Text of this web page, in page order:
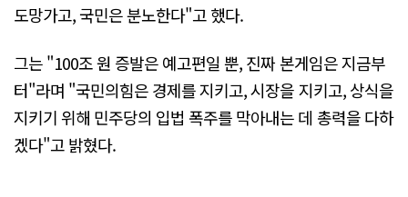
도망가고, 국민은 분노한다"고 했다.
그는 "100조 원 증발은 예고편일 뿐, 진짜 본게임은 지금부
터"라며 "국민의힘은 경제를 지키고, 시장을 지키고, 상식을
지키기 위해 민주당의 입법 폭주를 막아내는 데 총력을 다하
겠다"고 밝혔다.